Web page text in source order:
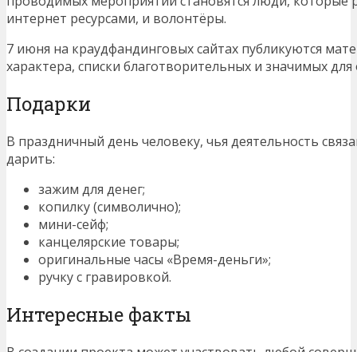
интернет ресурсами, и волонтёры.
7 июня на краудфандинговых сайтах публикуются
характера, списки благотворительных и значимых
Подарки
В праздничный день человеку, чья деятельность
дарить:
зажим для денег;
копилку (символично);
мини-сейф;
канцелярские товары;
оригинальные часы «Время-деньги»;
ручку с гравировкой.
Интересные факты